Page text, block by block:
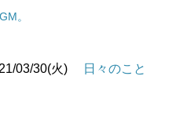
。
03/30(火) 日々のこと